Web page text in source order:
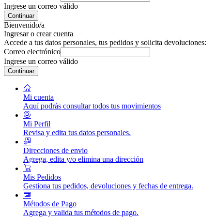
Ingrese un correo válido
Continuar
Bienvenido/a
Ingresar o crear cuenta
Accede a tus datos personales, tus pedidos y solicita devoluciones:
Correo electrónico
Ingrese un correo válido
Continuar
Mi cuenta
Aquí podrás consultar todos tus movimientos
Mi Perfil
Revisa y edita tus datos personales.
Direcciones de envio
Agrega, edita y/o elimina una dirección
Mis Pedidos
Gestiona tus pedidos, devoluciones y fechas de entrega.
Métodos de Pago
Agrega y valida tus métodos de pago.